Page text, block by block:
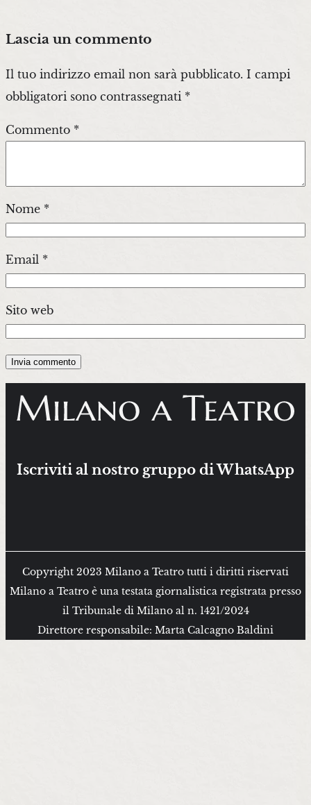
Lascia un commento
Il tuo indirizzo email non sarà pubblicato. I campi
obbligatori sono contrassegnati *
Commento *
Nome *
Email *
Sito web
Iscriviti al nostro gruppo di WhatsApp
Copyright 2023 Milano a Teatro tutti i diritti riservati
Milano a Teatro è una testata giornalistica registrata presso
il Tribunale di Milano al n. 1421/2024
Direttore responsabile: Marta Calcagno Baldini